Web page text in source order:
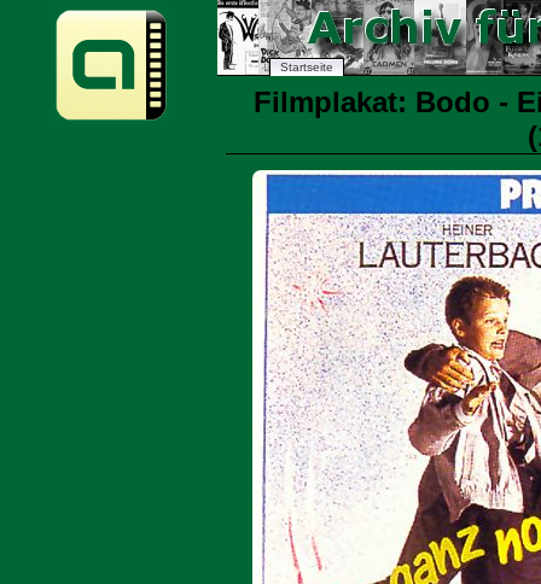
Startseite
Filmplakat: Bodo -